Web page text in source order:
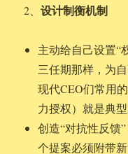
2、设计制衡机制
主动给自己设置“
三任期那样，为
现代CEO们常用
力授权）就是典型
创造“对抗性反馈
个提案必须附带